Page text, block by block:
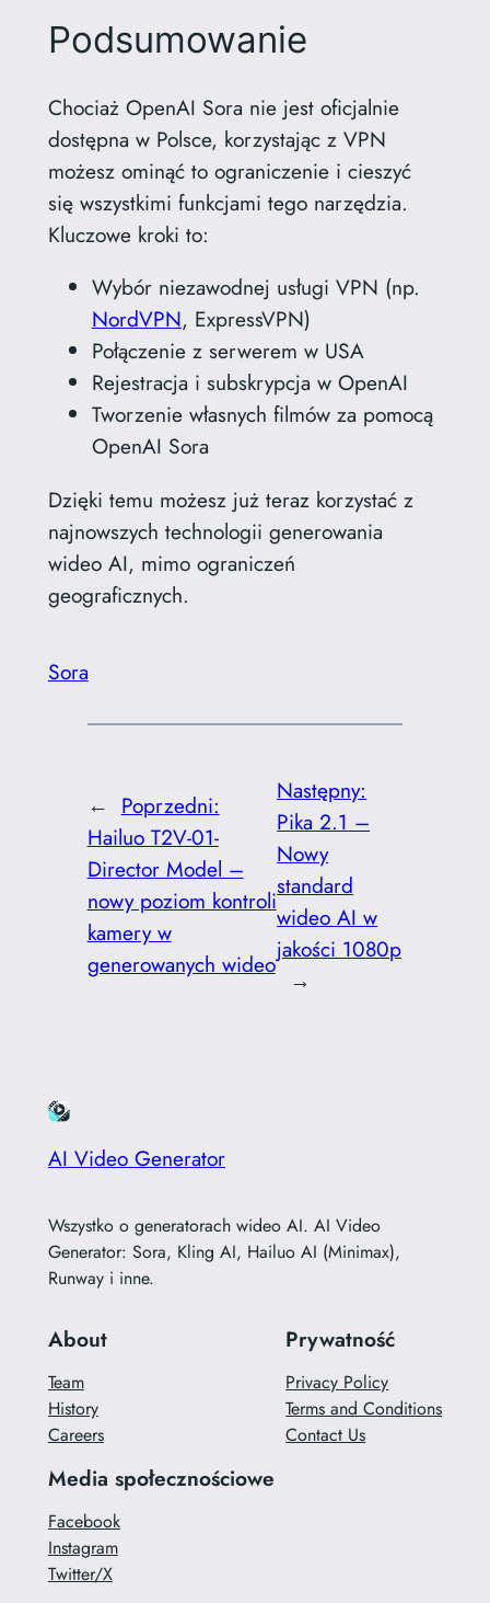
Podsumowanie
Chociaż OpenAI Sora nie jest oficjalnie
dostępna w Polsce, korzystając z VPN
możesz ominąć to ograniczenie i cieszyć
się wszystkimi funkcjami tego narzędzia.
Kluczowe kroki to:
Wybór niezawodnej usługi VPN (np.
NordVPN, ExpressVPN)
Połączenie z serwerem w USA
Rejestracja i subskrypcja w OpenAI
Tworzenie własnych filmów za pomocą
OpenAI Sora
Dzięki temu możesz już teraz korzystać z
najnowszych technologii generowania
wideo AI, mimo ograniczeń
geograficznych.
Sora
← Poprzedni:
Hailuo T2V-01-
Director Model –
nowy poziom kontroli
kamery w
generowanych wideo
Następny:
Pika 2.1 –
Nowy
standard
wideo AI w
jakości 1080p
→
AI Video Generator
Wszystko o generatorach wideo AI. AI Video
Generator: Sora, Kling AI, Hailuo AI (Minimax),
Runway i inne.
About
Team
History
Careers
Prywatność
Privacy Policy
Terms and Conditions
Contact Us
Media społecznościowe
Facebook
Instagram
Twitter/X